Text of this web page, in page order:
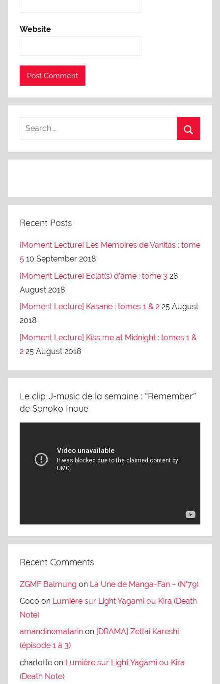
Website
Recent Posts
[Moment Lecture] Les Mémoires de Vanitas : tome
5 10 September 2018
[Moment Lecture] Eclat(s) d’âme : tome 3 28
August 2018
[Moment Lecture] Kasane : tomes 1 & 2 25 August
2018
[Moment Lecture] Kiss me at Midnight : tomes 1 &
2 25 August 2018
Le clip J-music de la semaine : “Remember”
de Sonoko Inoue
Recent Comments
ZGMF Balmung on La Une de Manga-Fan ~ (N°79)
Coco on Lumière sur Light Yagami ou Kira (Death
Note)
amandinematarin on [DRAMA] Zettai Kareshi
(épisode 1 à 3)
charlotte on Lumière sur Light Yagami ou Kira
(Death Note)